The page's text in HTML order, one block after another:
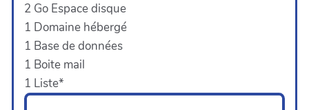
2 Go Espace disque
1 Domaine hébergé
1 Base de données
1 Boite mail
1 Liste*